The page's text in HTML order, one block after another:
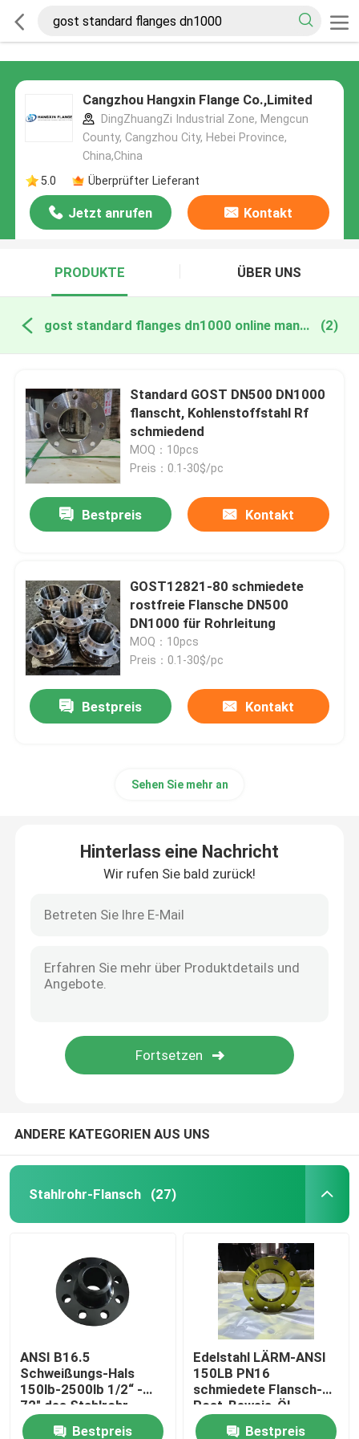
Cangzhou Hangxin Flange Co.,Limited
DingZhuangZi Industrial Zone, Mengcun
County, Cangzhou City, Hebei Province,
China,China
5.0
Überprüfter Lieferant
Jetzt anrufen Kontakt
PRODUKTE ÜBER UNS
gost standard flanges dn1000 online manufacture (2)
Standard GOST DN500 DN1000
flanscht, Kohlenstoffstahl Rf
schmiedend
MOQ：10pcs
Preis：0.1-30$/pc
Bestpreis Kontakt
GOST12821-80 schmiedete
rostfreie Flansche DN500
DN1000 für Rohrleitung
MOQ：10pcs
Preis：0.1-30$/pc
Bestpreis Kontakt
Sehen Sie mehr an
Hinterlass eine Nachricht
Wir rufen Sie bald zurück!
ANDERE KATEGORIEN AUS UNS
Stahlrohr-Flansch (27)
ANSI B16.5
Schweißungs-Hals
150lb-2500lb 1/2“ -
72" des Stahlrohr-
Flansch-WN
Bestpreis
Edelstahl LÄRM-ANSI
150LB PN16
schmiedete Flansch-
Rost-Beweis-Öl,
Bestpreis